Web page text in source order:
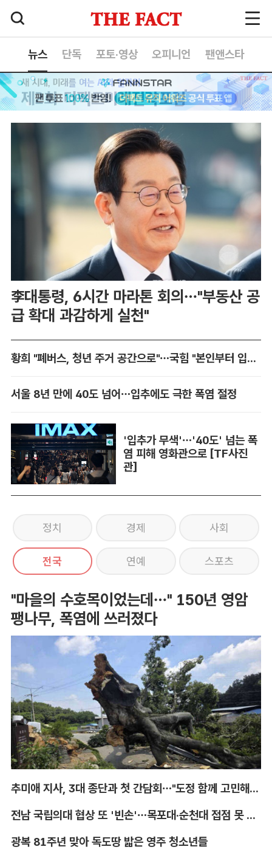
뉴스 단독 포토·영상 오피니언 팬앤스타
李대통령, 6시간 마라톤 회의…"부동산 공
급 확대 과감하게 실천"
황희 "폐버스, 청년 주거 공간으로"…국힘 "본인부터 입주하라"
서울 8년 만에 40도 넘어…입추에도 극한 폭염 절정
'입추가 무색'…'40도' 넘는 폭
염 피해 영화관으로 [TF사진
관]
정치 경제 사회
전국 연예 스포츠
"마을의 수호목이었는데…" 150년 영암
팽나무, 폭염에 쓰러졌다
추미애 지사, 3대 종단과 첫 간담회…"도정 함께 고민해달라"
전남 국립의대 협상 또 '빈손'…목포대·순천대 접점 못 찾아
광복 81주년 맞아 독도땅 밟은 영주 청소년들